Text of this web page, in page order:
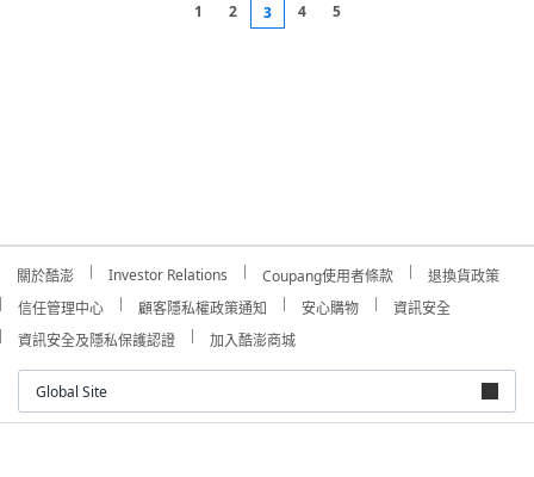
1 2 3 4 5
關於酷澎 Investor Relations Coupang使用者條款
退換貨政策
信任管理中心
顧客隱私權政策通知 安心購物
資訊安全
資訊安全及隱私保護認證
加入酷澎商城
Global Site